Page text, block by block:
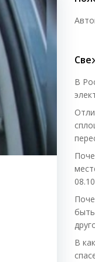
В
В